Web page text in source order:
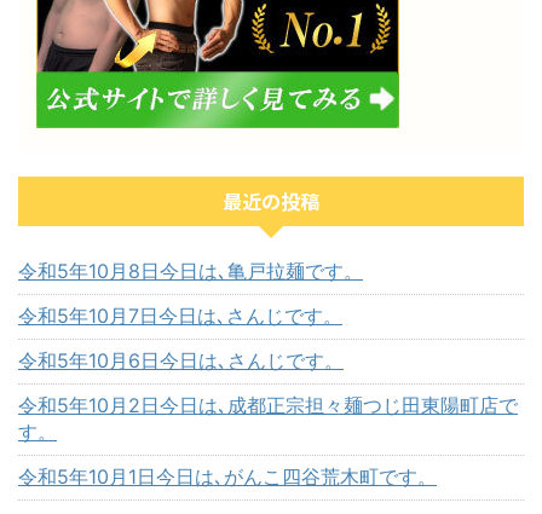
最近の投稿
令和5年10月8日今日は､亀戸拉麺です。
令和5年10月7日今日は､さんじです。
令和5年10月6日今日は､さんじです。
令和5年10月2日今日は､成都正宗担々麺つじ田東陽町店で
す。
令和5年10月1日今日は､がんこ四谷荒木町です。